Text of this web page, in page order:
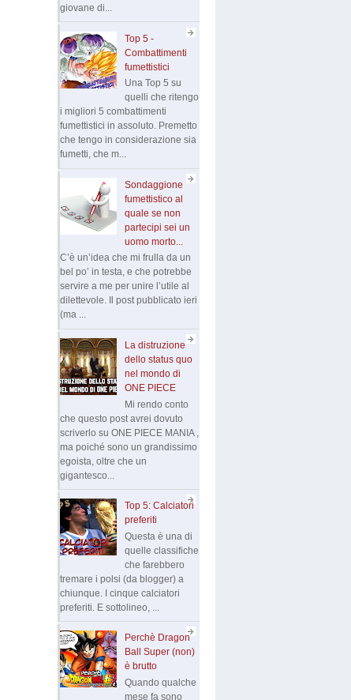
giovane di...
Top 5 -
Combattimenti
fumettistici
Una Top 5 su
quelli che ritengo
i migliori 5 combattimenti
fumettistici in assoluto. Premetto
che tengo in considerazione sia
fumetti, che m...
Sondaggione
fumettistico al
quale se non
partecipi sei un
uomo morto...
C’è un’idea che mi frulla da un
bel po’ in testa, e che potrebbe
servire a me per unire l’utile al
dilettevole. Il post pubblicato ieri
(ma ...
La distruzione
dello status quo
nel mondo di
ONE PIECE
Mi rendo conto
che questo post avrei dovuto
scriverlo su ONE PIECE MANIA ,
ma poiché sono un grandissimo
egoista, oltre che un
gigantesco...
Top 5: Calciatori
preferiti
Questa è una di
quelle classifiche
che farebbero
tremare i polsi (da blogger) a
chiunque. I cinque calciatori
preferiti. E sottolineo, ...
Perchè Dragon
Ball Super (non)
è brutto
Quando qualche
mese fa sono